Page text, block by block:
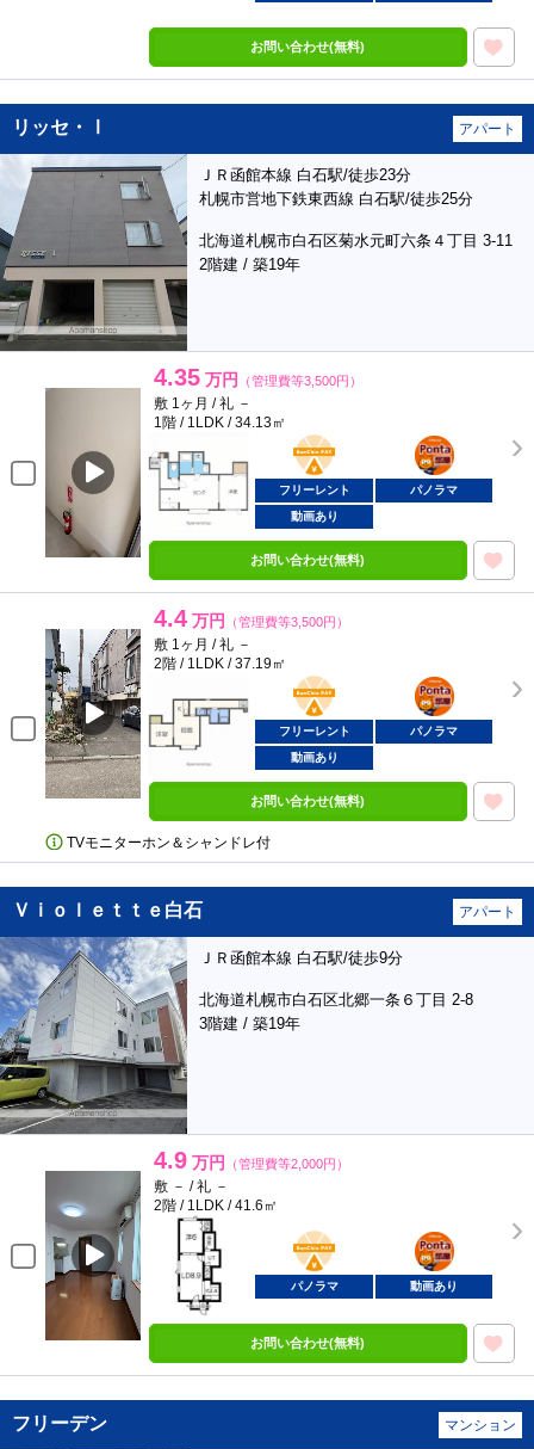
お問い合わせ(無料)
リッセ・Ⅰ アパート
ＪＲ函館本線 白石駅/徒歩23分
札幌市営地下鉄東西線 白石駅/徒歩25分
北海道札幌市白石区菊水元町六条４丁目 3-11
2階建 / 築19年
4.35 万円 （管理費等3,500円）
敷 1ヶ月 / 礼 －
1階 / 1LDK / 34.13㎡
BunChinPAY
ポンタ
部屋
フリーレント
パノラマ
動画あり
お問い合わせ(無料)
4.4 万円 （管理費等3,500円）
敷 1ヶ月 / 礼 －
2階 / 1LDK / 37.19㎡
BunChinPAY
ポンタ
部屋
フリーレント
パノラマ
動画あり
お問い合わせ(無料)
TVモニターホン＆シャンドレ付
Ｖｉｏｌｅｔｔｅ白石 アパート
ＪＲ函館本線 白石駅/徒歩9分
北海道札幌市白石区北郷一条６丁目 2-8
3階建 / 築19年
4.9 万円 （管理費等2,000円）
敷 － / 礼 －
2階 / 1LDK / 41.6㎡
BunChinPAY
ポンタ
部屋
パノラマ 動画あり
お問い合わせ(無料)
フリーデン マンション